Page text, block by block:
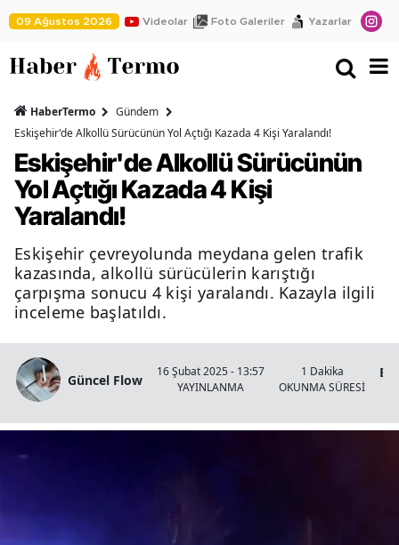
09 Ağustos 2026 Videolar Foto Galeriler Yazarlar
HaberTermo
Gündem
Eskişehir'de Alkollü Sürücünün Yol Açtığı Kazada 4 Kişi Yaralandı!
Eskişehir'de Alkollü Sürücünün
Yol Açtığı Kazada 4 Kişi
Yaralandı!
Eskişehir çevreyolunda meydana gelen trafik
kazasında, alkollü sürücülerin karıştığı
çarpışma sonucu 4 kişi yaralandı. Kazayla ilgili
inceleme başlatıldı.
Güncel Flow
16 Şubat 2025 - 13:57
YAYINLANMA
1 Dakika
OKUNMA SÜRESİ